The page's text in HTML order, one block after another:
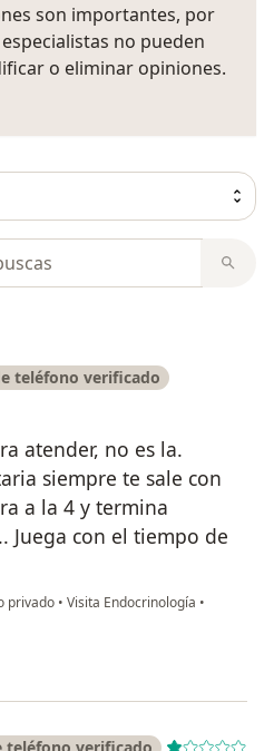
son importantes, por
no pueden
o eliminar opiniones.
teléfono verificado
atender, no es la.
siempre te sale con
a la 4 y termina
Juega con el tiempo de
privado • Visita Endocrinología •